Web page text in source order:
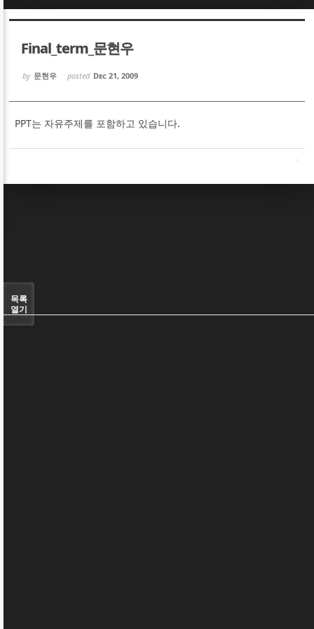
Final_term_문현우
by 문현우 posted Dec 21, 2009
PPT는 자유주제를 포함하고 있습니다.
목록
열기
Sketchbook5, 스케치북5
Sketchbook5, 스케치북5
Sketchbook5, 스케치북5
Sketchbook5, 스케치북5